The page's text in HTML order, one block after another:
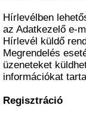
Hírlevélben
az Adatkezelő e-
Hírlevél küldő
Megrendelés
üzeneteket
információkat
Regisztráció